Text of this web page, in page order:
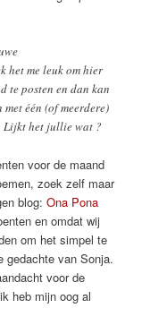
het me leuk om hier
te posten en dan kan
één (of meerdere)
Lijkt het jullie wat ?
voor de maand
zoek zelf maar
blog:Ona Pona
en omdat wij
om het simpel te
gedachte van Sonja.
voor de
heb mijn oog al